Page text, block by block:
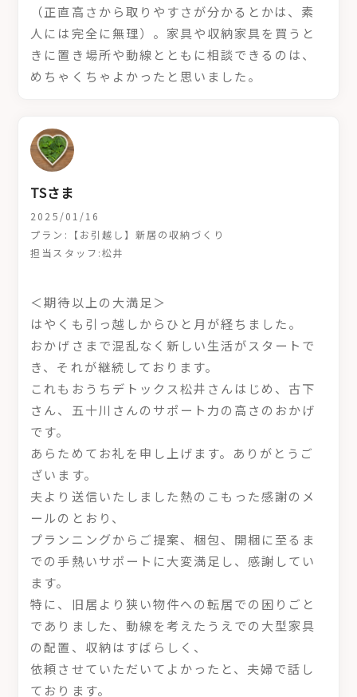
（正直高さから取りやすさが分かるとかは、素
人には完全に無理）。家具や収納家具を買うと
きに置き場所や動線とともに相談できるのは、
めちゃくちゃよかったと思いました。
TSさま
2025/01/16
プラン:【お引越し】新居の収納づくり
担当スタッフ:松井
＜期待以上の大満足＞
はやくも引っ越しからひと月が経ちました。
おかげさまで混乱なく新しい生活がスタートで
き、それが継続しております。
これもおうちデトックス松井さんはじめ、古下
さん、五十川さんのサポート力の高さのおかげ
です。
あらためてお礼を申し上げます。ありがとうご
ざいます。
夫より送信いたしました熱のこもった感謝のメ
ールのとおり、
プランニングからご提案、梱包、開梱に至るま
での手熱いサポートに大変満足し、感謝してい
ます。
特に、旧居より狭い物件への転居での困りごと
でありました、動線を考えたうえでの大型家具
の配置、収納はすばらしく、
依頼させていただいてよかったと、夫婦で話し
ております。